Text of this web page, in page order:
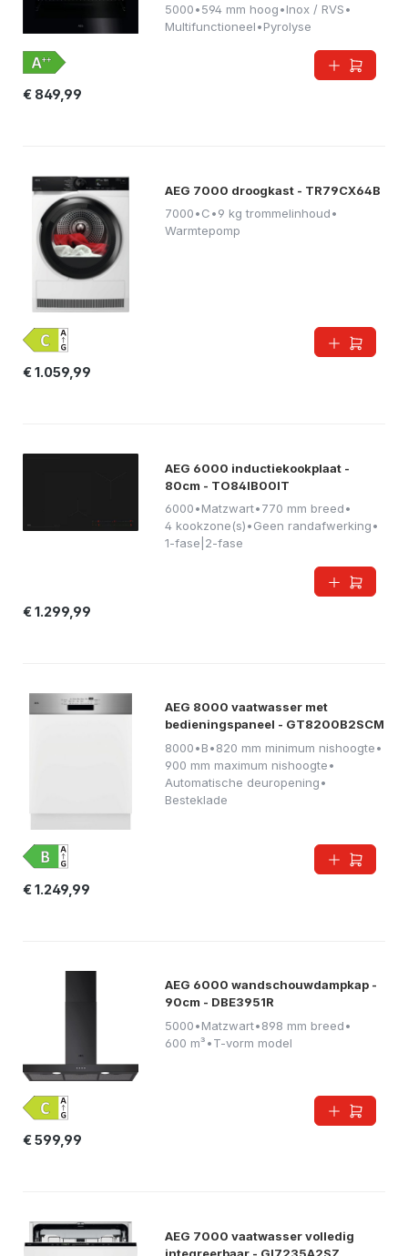
5000•594 mm hoog•Inox / RVS•
Multifunctioneel•Pyrolyse
€ 849,99
AEG 7000 droogkast - TR79CX64B
7000•C•9 kg trommelinhoud•
Warmtepomp
€ 1.059,99
AEG 6000 inductiekookplaat -
80cm - TO84IB00IT
6000•Matzwart•770 mm breed•
4 kookzone(s)•Geen randafwerking•
1-fase|2-fase
€ 1.299,99
AEG 8000 vaatwasser met
bedieningspaneel - GT8200B2SCM
8000•B•820 mm minimum nishoogte•
900 mm maximum nishoogte•
Automatische deuropening•
Besteklade
€ 1.249,99
AEG 6000 wandschouwdampkap -
90cm - DBE3951R
5000•Matzwart•898 mm breed•
600 m³•T-vorm model
€ 599,99
AEG 7000 vaatwasser volledig